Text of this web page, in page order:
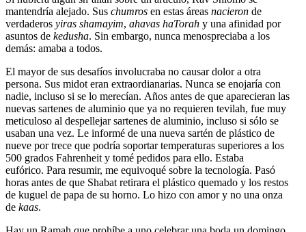
mantendría alejado. Sus chumros en estas áreas nacieron de
verdaderos yiras shamayim, ahavas haTorah y una afinidad por
asuntos de kedusha. Sin embargo, nunca menospreciaba a los
demás: amaba a todos.
El mayor de sus desafíos involucraba no causar dolor a otra
persona. Sus midot eran extraordianarias. Nunca se enojaría con
nadie, incluso si se lo merecían. Años antes de que aparecieran las
nuevas sartenes de aluminio que ya no requieren tevilah, fue muy
meticuloso al despellejar sartenes de aluminio, incluso si sólo se
usaban una vez. Le informé de una nueva sartén de plástico de
nueve por trece que podría soportar temperaturas superiores a los
500 grados Fahrenheit y tomé pedidos para ello. Estaba
eufórico. Para resumir, me equivoqué sobre la tecnología. Pasó
horas antes de que Shabat retirara el plástico quemado y los restos
de kuguel de papa de su horno. Lo hizo con amor y no una onza
de kaas.